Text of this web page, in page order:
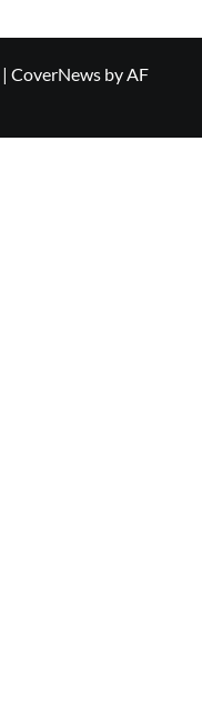
| CoverNews by AF